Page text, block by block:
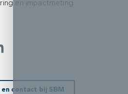
en impactmeting
contact bij SBM